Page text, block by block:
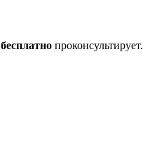
бесплатно проконсультирует.